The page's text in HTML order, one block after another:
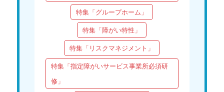
特集「グループホーム」
特集「障がい特性」
特集「リスクマネジメント」
特集「指定障がいサービス事業所必須研
修」